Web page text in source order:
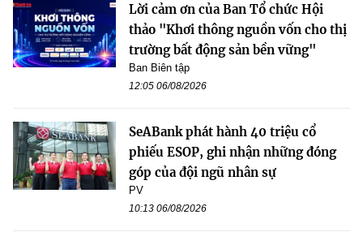
Lời cảm ơn của Ban Tổ chức Hội
thảo "Khơi thông nguồn vốn cho thị
trường bất động sản bền vững"
Ban Biên tập
12:05 06/08/2026
SeABank phát hành 40 triệu cổ
phiếu ESOP, ghi nhận những đóng
góp của đội ngũ nhân sự
PV
10:13 06/08/2026